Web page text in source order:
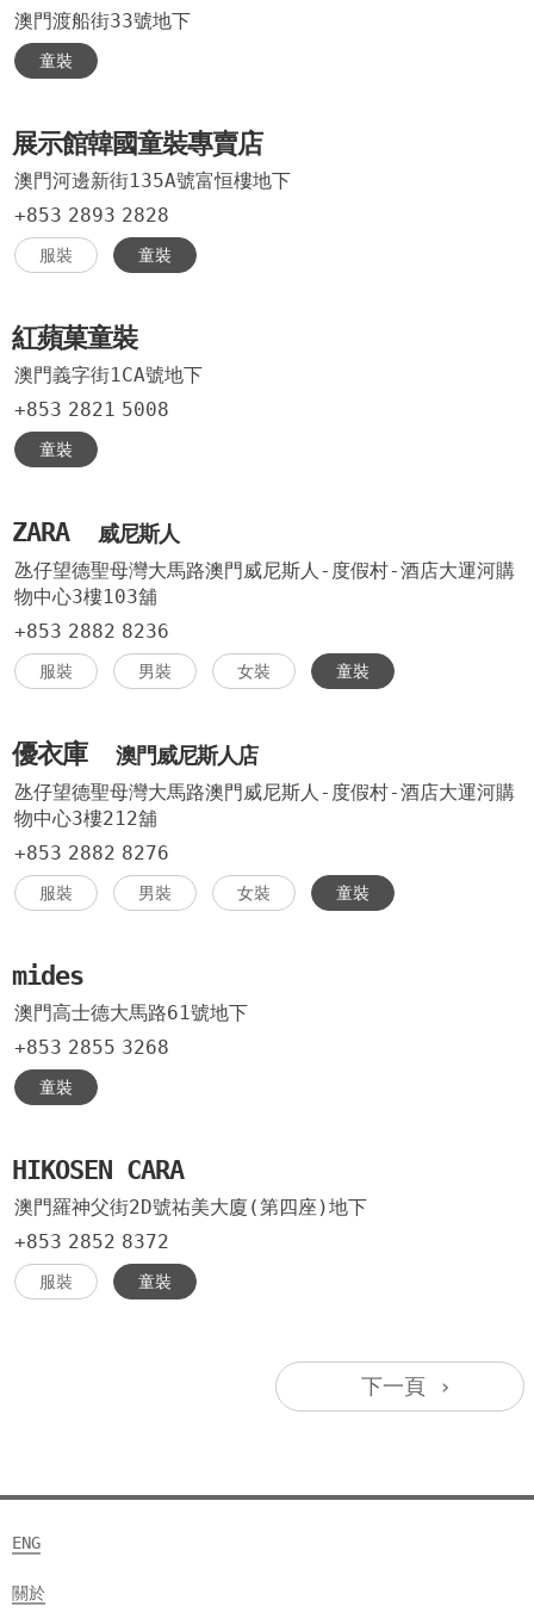
澳門渡船街33號地下
童裝
展示館韓國童裝專賣店
澳門河邊新街135A號富恒樓地下
+853 2893 2828
服裝 童裝
紅蘋菓童裝
澳門義字街1CA號地下
+853 2821 5008
童裝
ZARA 威尼斯人
氹仔望德聖母灣大馬路澳門威尼斯人-度假村-酒店大運河購
物中心3樓103舖
+853 2882 8236
服裝 男裝 女裝 童裝
優衣庫 澳門威尼斯人店
氹仔望德聖母灣大馬路澳門威尼斯人-度假村-酒店大運河購
物中心3樓212舖
+853 2882 8276
服裝 男裝 女裝 童裝
mides
澳門高士德大馬路61號地下
+853 2855 3268
童裝
HIKOSEN CARA
澳門羅神父街2D號祐美大廈(第四座)地下
+853 2852 8372
服裝 童裝
下一頁 ›
ENG
關於